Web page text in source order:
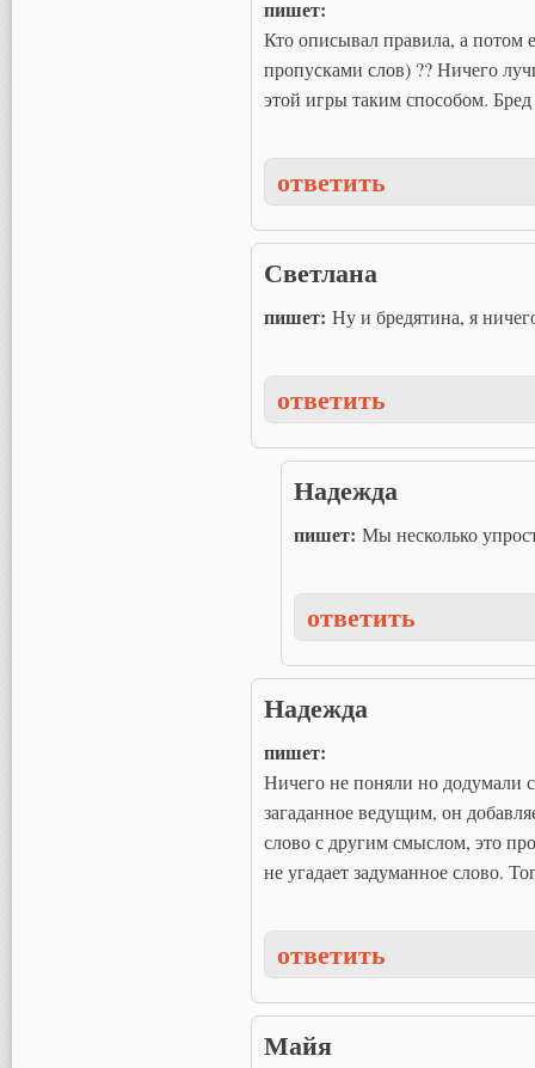
пишет:
Кто описывал правила, а
пропусками слов) ?? Ничего
этой игры таким способом. Бред
ответить
Светлана
пишет: Ну и бредятина, я
ответить
Надежда
пишет: Мы несколько
ответить
Надежда
пишет:
Ничего не поняли но додумали
загаданное ведущим, он
слово с другим смыслом, это
не угадает задуманное слово.
ответить
Майя